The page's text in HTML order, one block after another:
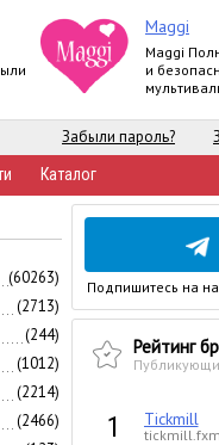
Maggi
Maggi
и
Забыли пароль?
Каталог
(60263)
(2713)
(244)
(1012)
(2214)
(2466)
Подпишитесь на
Рейтинг
1 Tickmill